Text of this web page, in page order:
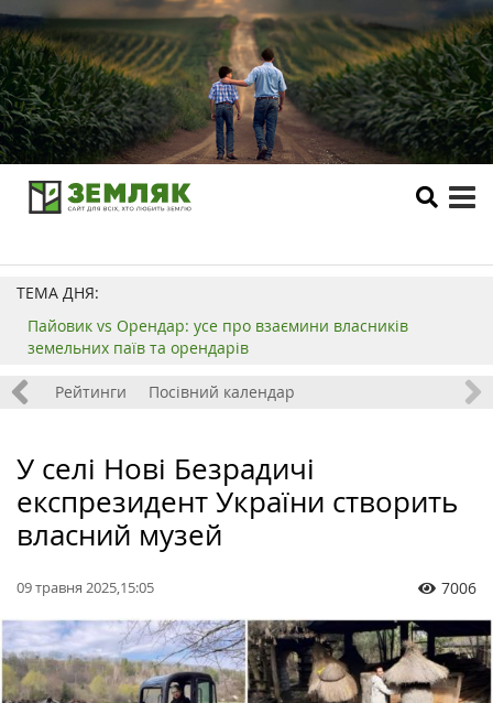
ТЕМА ДНЯ:
Пайовик vs Орендар: усе про взаємини власників
земельних паїв та орендарів
Рейтинги Посівний календар
У селі Нові Безрадичі
експрезидент України створить
власний музей
09 травня 2025,15:05 7006